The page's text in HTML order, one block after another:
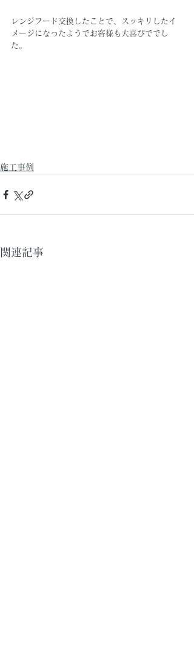
レンジフード交換したことで、スッキリしたイ
メージになったようでお客様も大喜びででし
た。
施工事例
関連記事